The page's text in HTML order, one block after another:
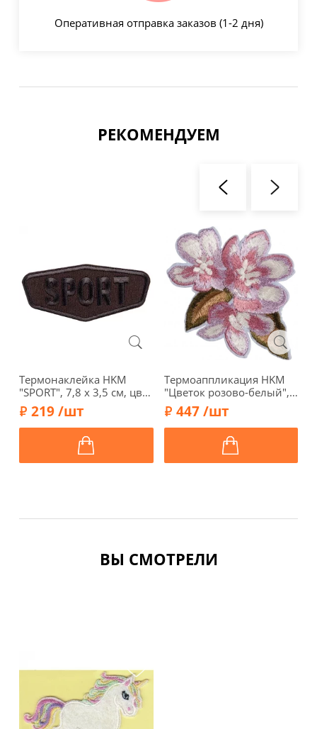
Оперативная отправка заказов (1-2 дня)
РЕКОМЕНДУЕМ
Термонаклейка HKM
"SPORT", 7,8 х 3,5 см, цвет
темно-коричневый,
38630-3
219 /шт
Термоаппликация HKM
"Цветок розово-белый",
6,6 х 8,6 см, 39386
447 /шт
ВЫ СМОТРЕЛИ